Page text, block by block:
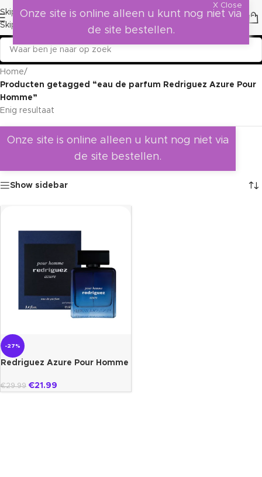
Skip to navigation
Skip to main content
Home/
Producten getagged “eau de parfum Redriguez Azure Pour
Homme”
Enig resultaat
Onze site is online alleen u kunt nog niet via
de site bestellen.
Show sidebar
-27%
Redriguez Azure Pour Homme
€29.99 €21.99
X Close
Onze site is online alleen u kunt nog niet via
de site bestellen.